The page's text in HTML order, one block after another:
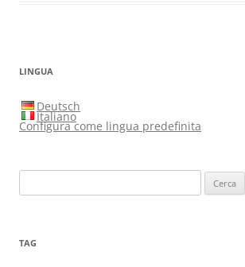
LINGUA
Deutsch
Italiano
Configura come lingua predefinita
per:
TAG